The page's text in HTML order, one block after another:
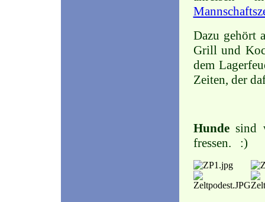
Dazu gehört
Grill und
dem
Zeiten, der
Hundesind
fressen. :)